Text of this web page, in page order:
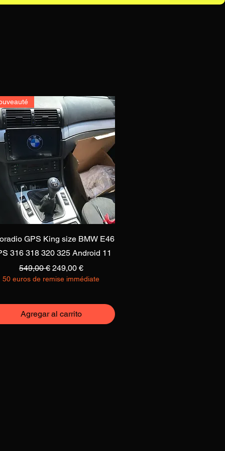
Vista rápida
GPS King size BMW E46
316 318 320 325 Android 11
Precio
549,00 € Precio de oferta
249,00 €
50 euros de remise immédiate
Agregar al carrito